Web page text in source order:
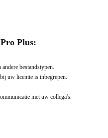
Plus:
bestandstypen.
uw licentie is inbegrepen.
met uw collega's.